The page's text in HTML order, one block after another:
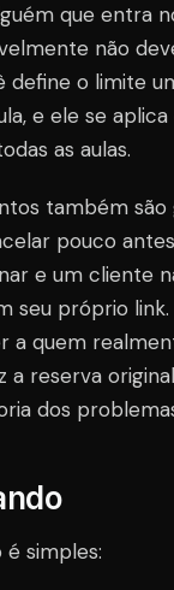
que entra
não
define o limite
e ele se
as aulas.
também são
pouco
e um cliente
seu próprio link.
a quem
a reserva
dos
é simples: